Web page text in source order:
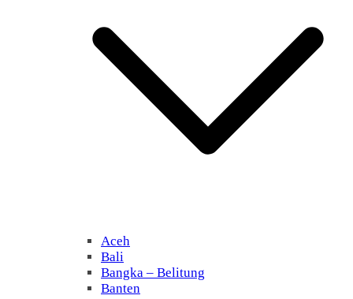
Aceh
Bali
Bangka – Belitung
Banten